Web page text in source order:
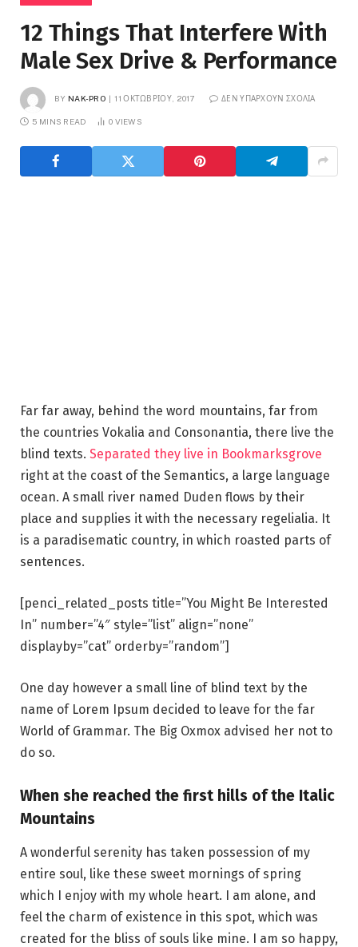
12 Things That Interfere With
Male Sex Drive & Performance
BY NAK-PRO 11 ΟΚΤΩΒΡΊΟΥ, 2017 ΔΕΝ ΥΠΆΡΧΟΥΝ ΣΧΌΛΙΑ
5 MINS READ 0 VIEWS
Far far away, behind the word mountains, far from
the countries Vokalia and Consonantia, there live the
blind texts. Separated they live in Bookmarksgrove
right at the coast of the Semantics, a large language
ocean. A small river named Duden flows by their
place and supplies it with the necessary regelialia. It
is a paradisematic country, in which roasted parts of
sentences.
[penci_related_posts title=”You Might Be Interested
In” number=”4″ style=”list” align=”none”
displayby=”cat” orderby=”random”]
One day however a small line of blind text by the
name of Lorem Ipsum decided to leave for the far
World of Grammar. The Big Oxmox advised her not to
do so.
When she reached the first hills of the Italic
Mountains
A wonderful serenity has taken possession of my
entire soul, like these sweet mornings of spring
which I enjoy with my whole heart. I am alone, and
feel the charm of existence in this spot, which was
created for the bliss of souls like mine. I am so happy,